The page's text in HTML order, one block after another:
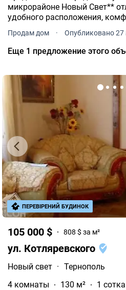
микрорайоне Новый Свет** отличное сочетание
удобного расположения,
Хорошее планирование продуманное размещение
комнат для максимального
Продам дом · Опубликовано 27
Еще 1 предложение этого
105 000 $ 808 $ за м²
ул. Котляревского
Новый свет · Тернополь
4 комнаты
130 м² 1 сотка
ПЕРЕВІРЕНИЙ БУДИНОК